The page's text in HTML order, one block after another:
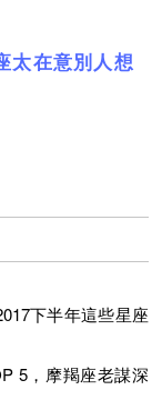
太在意別人想
下半年這些星座
5，摩羯座老謀深